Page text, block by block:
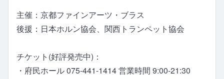
主催：京都ファインアーツ・ブラス
後援：日本ホルン協会、関西トランペット協会
チケット(好評発売中)：
・府民ホール 075-441-1414 営業時間 9:00-21:30